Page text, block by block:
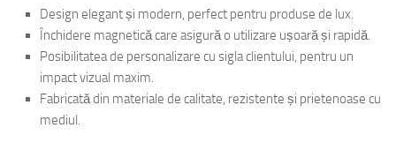
Design elegant și modern, perfect pentru produse de lux.
Închidere magnetică care asigură o utilizare ușoară și rapidă.
Posibilitatea de personalizare cu sigla clientului, pentru un
impact vizual maxim.
Fabricată din materiale de calitate, rezistente și prietenoase cu
mediul.